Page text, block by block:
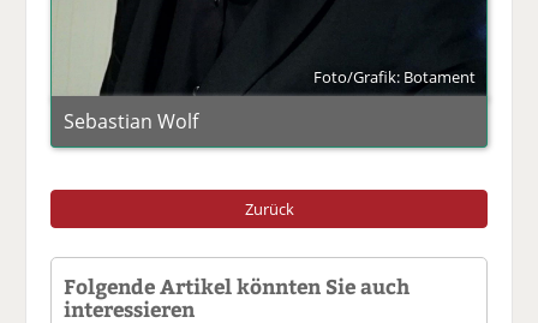
Foto/Grafik: Botament
Sebastian Wolf
Zurück
Folgende Artikel könnten Sie auch
interessieren